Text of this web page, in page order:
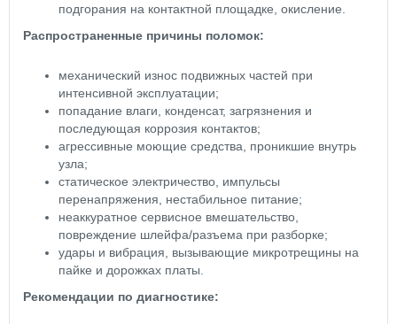
подгорания на контактной площадке, окисление.
Распространенные причины поломок:
механический износ подвижных частей при
интенсивной эксплуатации;
попадание влаги, конденсат, загрязнения и
последующая коррозия контактов;
агрессивные моющие средства, проникшие внутрь
узла;
статическое электричество, импульсы
перенапряжения, нестабильное питание;
неаккуратное сервисное вмешательство,
повреждение шлейфа/разъема при разборке;
удары и вибрация, вызывающие микротрещины на
пайке и дорожках платы.
Рекомендации по диагностике: